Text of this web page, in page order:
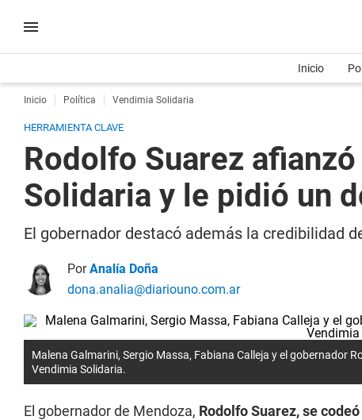
Inicio
Inicio Política Vendimia Solidaria
HERRAMIENTA CLAVE
Rodolfo Suarez
Solidaria y le pidió un
El gobernador destacó además la credibilidad
PorAnalía Doña
dona.analia@diariouno.com.ar
Malena Galmarini, Sergio Massa, Fabiana Calleja y el gobernador
Vendimia Solidaria.
El gobernador de Mendoza, Rodolfo Suarez, se